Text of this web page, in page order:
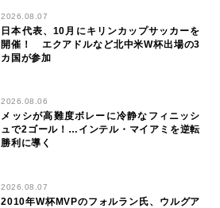
2026.08.07
日本代表、10月にキリンカップサッカーを
開催！ エクアドルなど北中米W杯出場の3
カ国が参加
2026.08.06
メッシが高難度ボレーに冷静なフィニッシ
ュで2ゴール！…インテル・マイアミを逆転
勝利に導く
2026.08.07
2010年W杯MVPのフォルラン氏、ウルグア